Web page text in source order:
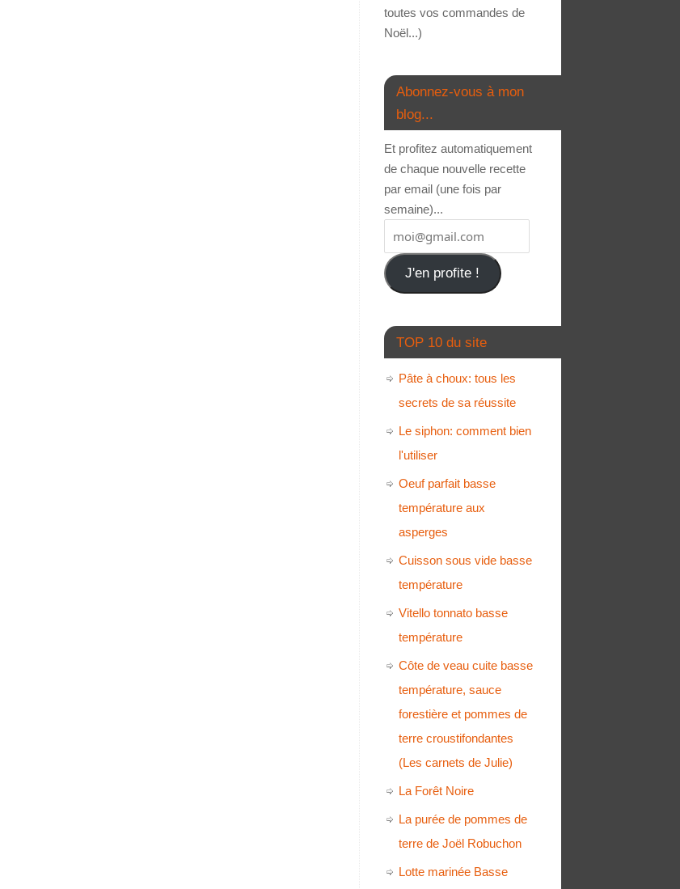
toutes vos commandes de
Noël...)
Abonnez-vous à mon
blog...
Et profitez automatiquement
de chaque nouvelle recette
par email (une fois par
semaine)...
J'en profite !
TOP 10 du site
Pâte à choux: tous les
secrets de sa réussite
Le siphon: comment bien
l'utiliser
Oeuf parfait basse
température aux
asperges
Cuisson sous vide basse
température
Vitello tonnato basse
température
Côte de veau cuite basse
température, sauce
forestière et pommes de
terre croustifondantes
(Les carnets de Julie)
La Forêt Noire
La purée de pommes de
terre de Joël Robuchon
Lotte marinée Basse